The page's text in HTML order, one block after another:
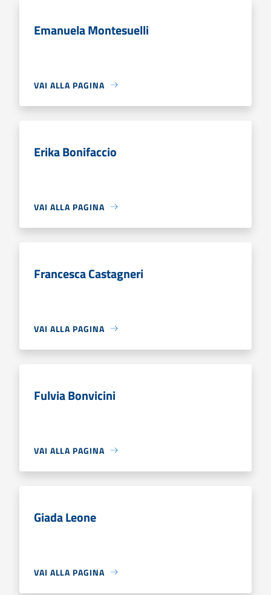
Emanuela Montesuelli
VAI ALLA PAGINA
Erika Bonifaccio
VAI ALLA PAGINA
Francesca Castagneri
VAI ALLA PAGINA
Fulvia Bonvicini
VAI ALLA PAGINA
Giada Leone
VAI ALLA PAGINA